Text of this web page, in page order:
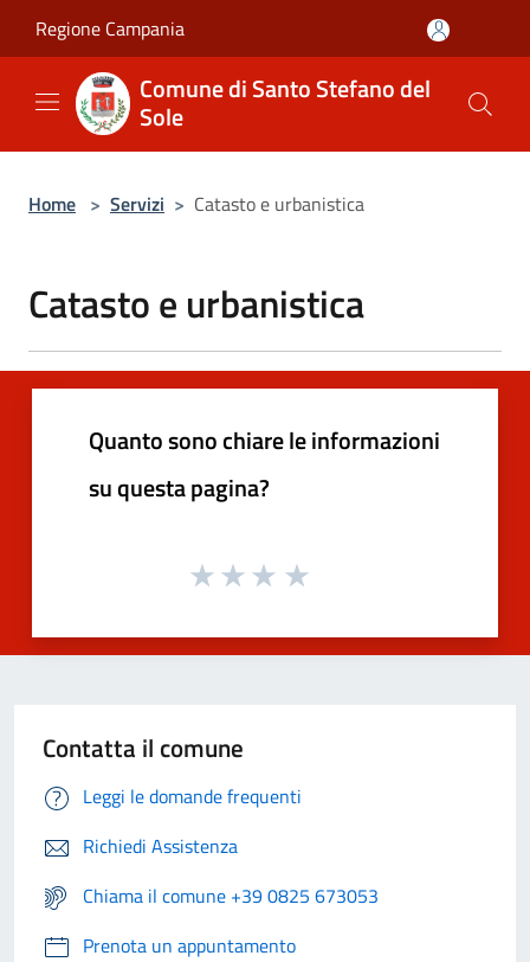
Regione Campania
Comune di Santo Stefano del
Sole
Home > Servizi > Catasto e urbanistica
Catasto e urbanistica
Quanto sono chiare le informazioni
su questa pagina?
Contatta il comune
Leggi le domande frequenti
Richiedi Assistenza
Chiama il comune +39 0825 673053
Prenota un appuntamento